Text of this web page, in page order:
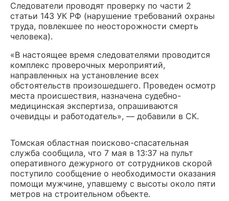
Следователи проводят проверку по части 2
статьи 143 УК РФ (нарушение требований охраны
труда, повлекшее по неосторожности смерть
человека).
«В настоящее время следователями проводится
комплекс проверочных мероприятий,
направленных на установление всех
обстоятельств произошедшего. Проведен осмотр
места происшествия, назначена судебно-
медицинская экспертиза, опрашиваются
очевидцы и работодатель», — добавили в СК.
Томская областная поисково-спасательная
служба сообщила, что 7 мая в 13:37 на пульт
оперативного дежурного от сотрудников скорой
поступило сообщение о необходимости оказания
помощи мужчине, упавшему с высоты около пяти
метров на строительном объекте.